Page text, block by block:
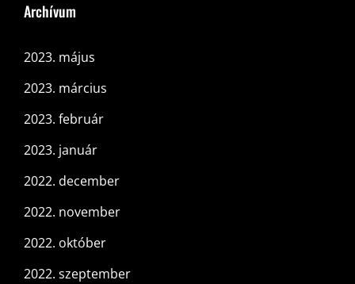
Archívum
2023. május
2023. március
2023. február
2023. január
2022. december
2022. november
2022. október
2022. szeptember